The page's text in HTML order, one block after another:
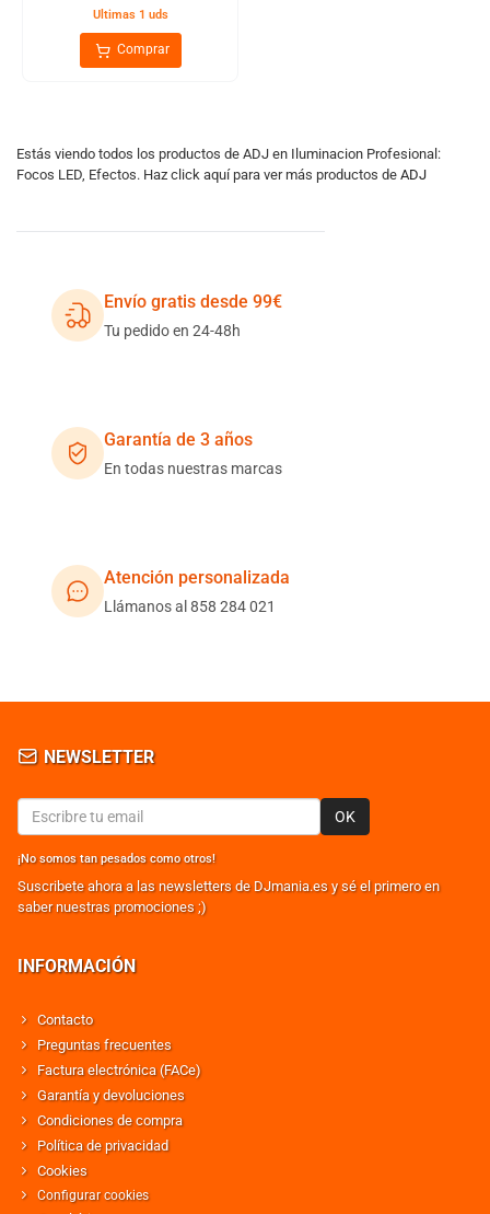
Ultimas 1 uds
Comprar
Estás viendo todos los productos de ADJ en Iluminacion Profesional:
Focos LED, Efectos. Haz click aquí para ver más productos de ADJ
Envío gratis desde 99€
Tu pedido en 24-48h
Garantía de 3 años
En todas nuestras marcas
Atención personalizada
Llámanos al 858 284 021
NEWSLETTER
OK
¡No somos tan pesados como otros!
Suscribete ahora a las newsletters de DJmania.es y sé el primero en
saber nuestras promociones ;)
INFORMACIÓN
Contacto
Preguntas frecuentes
Factura electrónica (FACe)
Garantía y devoluciones
Condiciones de compra
Política de privacidad
Cookies
Configurar cookies